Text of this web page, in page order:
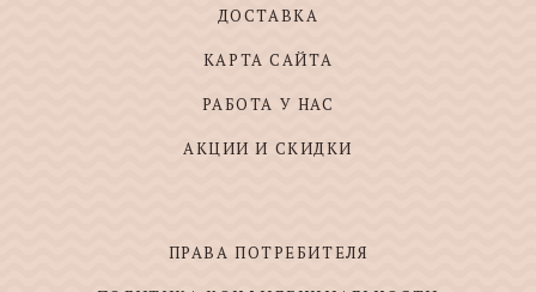
ДОСТАВКА
КАРТА САЙТА
РАБОТА У НАС
АКЦИИ И СКИДКИ
ПРАВА ПОТРЕБИТЕЛЯ